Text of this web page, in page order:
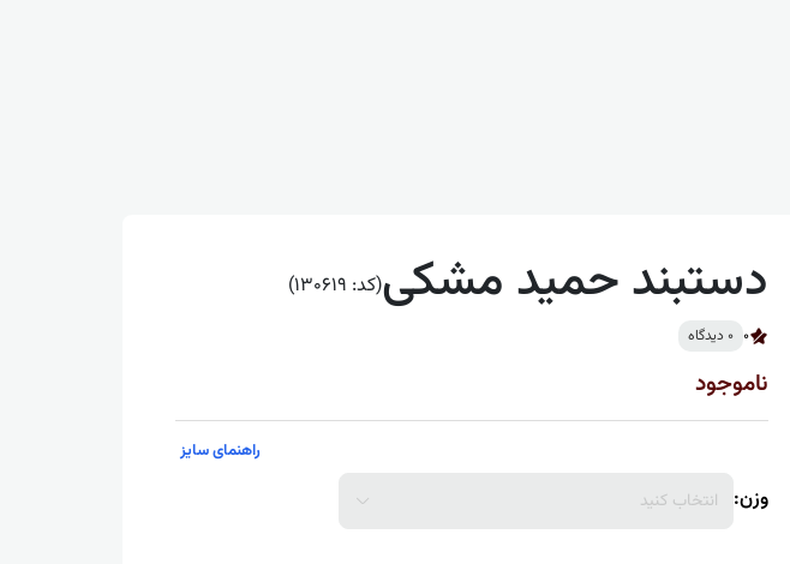
دستبند حمید مشکی(کد: 130619)
0 0 دیدگاه
ناموجود
راهنمای سایز
وزن: انتخاب کنید